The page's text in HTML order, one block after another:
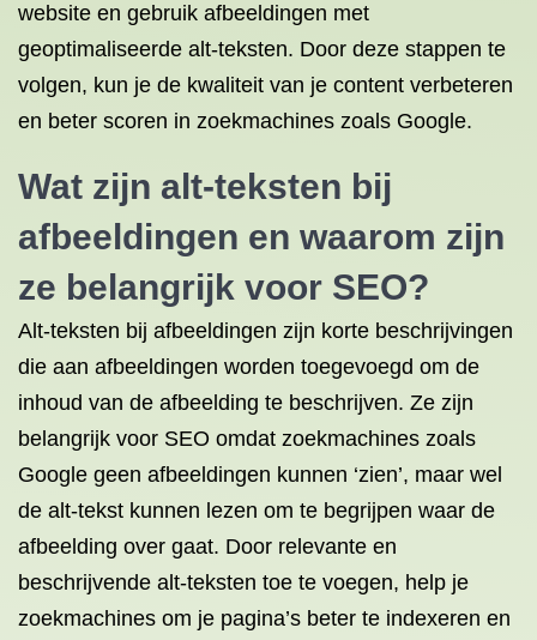
website en gebruik afbeeldingen met
geoptimaliseerde alt-teksten. Door deze stappen te
volgen, kun je de kwaliteit van je content verbeteren
en beter scoren in zoekmachines zoals Google.
Wat zijn alt-teksten bij
afbeeldingen en waarom zijn
ze belangrijk voor SEO?
Alt-teksten bij afbeeldingen zijn korte beschrijvingen
die aan afbeeldingen worden toegevoegd om de
inhoud van de afbeelding te beschrijven. Ze zijn
belangrijk voor SEO omdat zoekmachines zoals
Google geen afbeeldingen kunnen ‘zien’, maar wel
de alt-tekst kunnen lezen om te begrijpen waar de
afbeelding over gaat. Door relevante en
beschrijvende alt-teksten toe te voegen, help je
zoekmachines om je pagina’s beter te indexeren en